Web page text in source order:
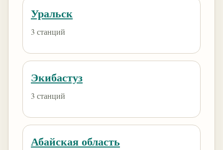
Уральск
3 станций
Экибастуз
3 станций
Абайская область